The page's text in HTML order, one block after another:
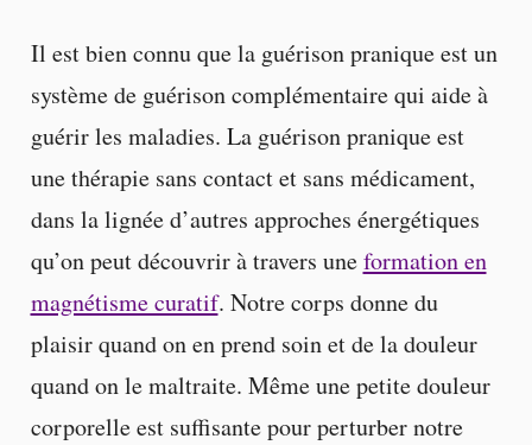
Il est bien connu que la guérison pranique est un
système de guérison complémentaire qui aide à
guérir les maladies. La guérison pranique est
une thérapie sans contact et sans médicament,
dans la lignée d’autres approches énergétiques
qu’on peut découvrir à travers uneformation en
magnétisme curatif. Notre corps donne du
plaisir quand on en prend soin et de la douleur
quand on le maltraite. Même une petite douleur
corporelle est suffisante pour perturber notre